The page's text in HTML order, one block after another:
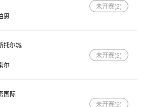
恩
未开赛(2)
托尔城
尔
未开赛(2)
国际
未开赛(2)